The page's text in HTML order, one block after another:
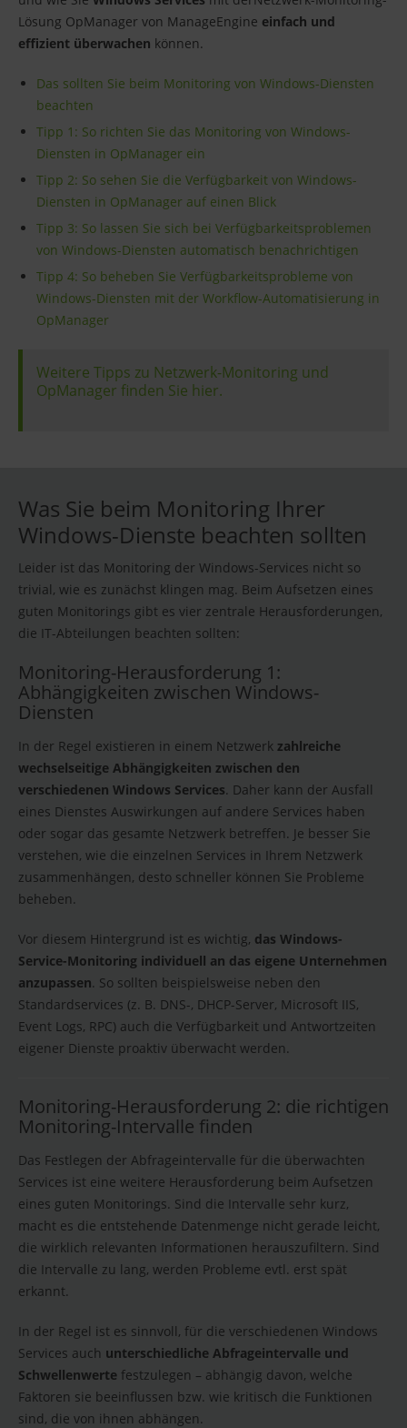
Lösung OpManager von ManageEngine einfach und
effizient überwachen können.
Das sollten Sie beim Monitoring von Windows-Diensten
beachten
Tipp 1: So richten Sie das Monitoring von Windows-
Diensten in OpManager ein
Tipp 2: So sehen Sie die Verfügbarkeit von Windows-
Diensten in OpManager auf einen Blick
Tipp 3: So lassen Sie sich bei Verfügbarkeitsproblemen
von Windows-Diensten automatisch benachrichtigen
Tipp 4: So beheben Sie Verfügbarkeitsprobleme von
Windows-Diensten mit der Workflow-Automatisierung in
OpManager
Weitere Tipps zu Netzwerk-Monitoring und
OpManager finden Sie hier.
Was Sie beim Monitoring Ihrer
Windows-Dienste beachten sollten
Leider ist das Monitoring der Windows-Services nicht so
trivial, wie es zunächst klingen mag. Beim Aufsetzen eines
guten Monitorings gibt es vier zentrale Herausforderungen,
die IT-Abteilungen beachten sollten:
Monitoring-Herausforderung 1:
Abhängigkeiten zwischen Windows-
Diensten
In der Regel existieren in einem Netzwerk zahlreiche
wechselseitige Abhängigkeiten zwischen den
verschiedenen Windows Services. Daher kann der Ausfall
eines Dienstes Auswirkungen auf andere Services haben
oder sogar das gesamte Netzwerk betreffen. Je besser Sie
verstehen, wie die einzelnen Services in Ihrem Netzwerk
zusammenhängen, desto schneller können Sie Probleme
beheben.
Vor diesem Hintergrund ist es wichtig, das Windows-
Service-Monitoring individuell an das eigene Unternehmen
anzupassen. So sollten beispielsweise neben den
Standardservices (z. B. DNS-, DHCP-Server, Microsoft IIS,
Event Logs, RPC) auch die Verfügbarkeit und Antwortzeiten
eigener Dienste proaktiv überwacht werden.
Monitoring-Herausforderung 2: die richtigen
Monitoring-Intervalle finden
Das Festlegen der Abfrageintervalle für die überwachten
Services ist eine weitere Herausforderung beim Aufsetzen
eines guten Monitorings. Sind die Intervalle sehr kurz,
macht es die entstehende Datenmenge nicht gerade leicht,
die wirklich relevanten Informationen herauszufiltern. Sind
die Intervalle zu lang, werden Probleme evtl. erst spät
erkannt.
In der Regel ist es sinnvoll, für die verschiedenen Windows
Services auch unterschiedliche Abfrageintervalle und
Schwellenwerte festzulegen – abhängig davon, welche
Faktoren sie beeinflussen bzw. wie kritisch die Funktionen
sind, die von ihnen abhängen.